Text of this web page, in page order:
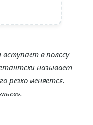
в полосу
называет
резко меняется.